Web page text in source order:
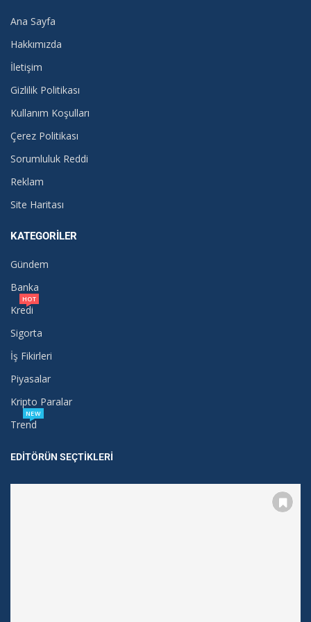
Ana Sayfa
Hakkımızda
İletişim
Gizlilik Politikası
Kullanım Koşulları
Çerez Politikası
Sorumluluk Reddi
Reklam
Site Haritası
KATEGORILER
Gündem
Banka
Kredi
HOT
Sigorta
İş Fikirleri
Piyasalar
Kripto Paralar
Trend
NEW
EDITÖRÜN SEÇTIKLERI